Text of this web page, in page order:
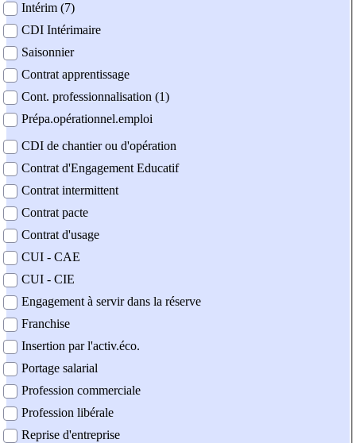
Intérim (7)
CDI Intérimaire
Saisonnier
Contrat apprentissage
Cont. professionnalisation (1)
Prépa.opérationnel.emploi
CDI de chantier ou d'opération
Contrat d'Engagement Educatif
Contrat intermittent
Contrat pacte
Contrat d'usage
CUI - CAE
CUI - CIE
Engagement à servir dans la réserve
Franchise
Insertion par l'activ.éco.
Portage salarial
Profession commerciale
Profession libérale
Reprise d'entreprise